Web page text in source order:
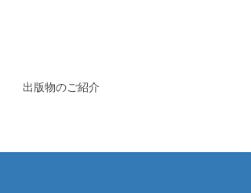
出版物のご紹介